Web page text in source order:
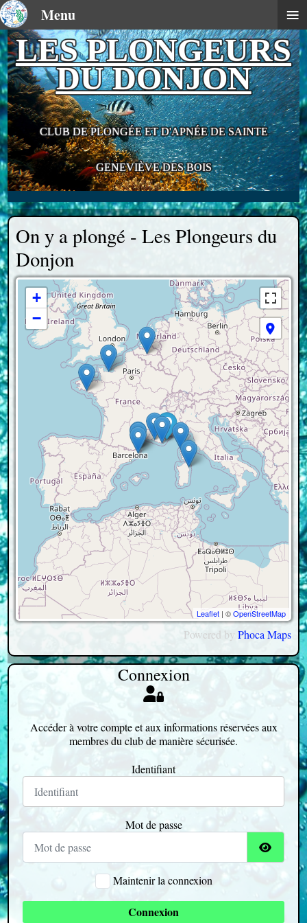
LES PLONGEURS
DU DONJON
CLUB DE PLONGÉE ET D'APNÉE DE SAINTE
GENEVIÈVE DES BOIS
On y a plongé - Les Plongeurs du
Donjon
+
−
Leaflet| ©OpenStreetMap
Powered by Phoca Maps
Connexion
Accéder à votre compte et aux informations réservées aux
membres du club de manière sécurisée.
Identifiant
Mot de passe
Maintenir la connexion
Connexion
Menu ≡